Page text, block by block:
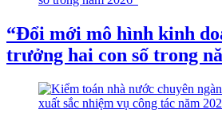
“Đổi mới mô hình kinh
trưởng hai con số trong